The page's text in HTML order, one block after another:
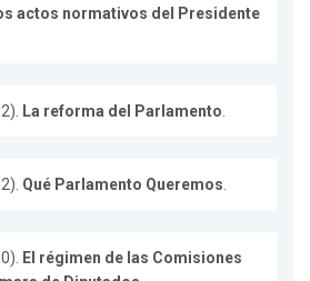
actos normativos del Presidente
La reforma del Parlamento.
Qué Parlamento Queremos.
El régimen de las Comisiones